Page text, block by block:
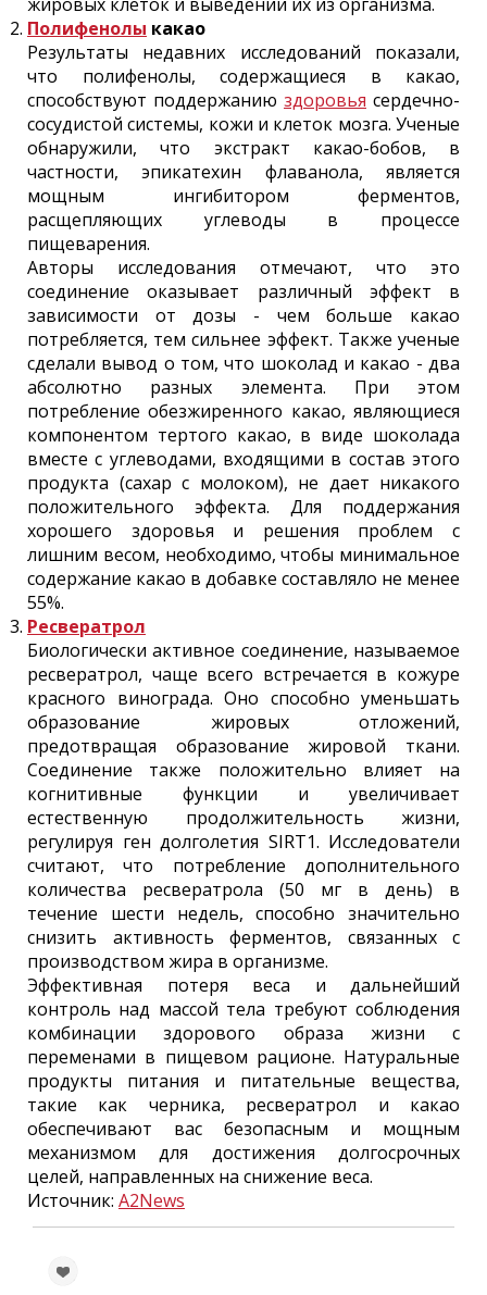
Полифенолы какао
Результаты недавних исследований показали,
что полифенолы, содержащиеся в какао,
способствуют поддержанию здоровья сердечно-
сосудистой системы, кожи и клеток мозга. Ученые
обнаружили, что экстракт какао-бобов, в
частности, эпикатехин флаванола, является
мощным ингибитором ферментов,
расщепляющих углеводы в процессе
пищеварения.
Авторы исследования отмечают, что это
соединение оказывает различный эффект в
зависимости от дозы - чем больше какао
потребляется, тем сильнее эффект. Также ученые
сделали вывод о том, что шоколад и какао - два
абсолютно разных элемента. При этом
потребление обезжиренного какао, являющиеся
компонентом тертого какао, в виде шоколада
вместе с углеводами, входящими в состав этого
продукта (сахар с молоком), не дает никакого
положительного эффекта. Для поддержания
хорошего здоровья и решения проблем с
лишним весом, необходимо, чтобы минимальное
содержание какао в добавке составляло не менее
55%.
Ресвератрол
Биологически активное соединение, называемое
ресвератрол, чаще всего встречается в кожуре
красного винограда. Оно способно уменьшать
образование жировых отложений,
предотвращая образование жировой ткани.
Соединение также положительно влияет на
когнитивные функции и увеличивает
естественную продолжительность жизни,
регулируя ген долголетия SIRT1. Исследователи
считают, что потребление дополнительного
количества ресвератрола (50 мг в день) в
течение шести недель, способно значительно
снизить активность ферментов, связанных с
производством жира в организме.
Эффективная потеря веса и дальнейший
контроль над массой тела требуют соблюдения
комбинации здорового образа жизни с
переменами в пищевом рационе. Натуральные
продукты питания и питательные вещества,
такие как черника, ресвератрол и какао
обеспечивают вас безопасным и мощным
механизмом для достижения долгосрочных
целей, направленных на снижение веса.
Источник: A2News